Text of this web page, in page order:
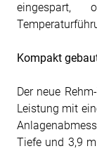
eingespart,
Kompakt
Der neue
Leistung mit
Tiefe und 3,9